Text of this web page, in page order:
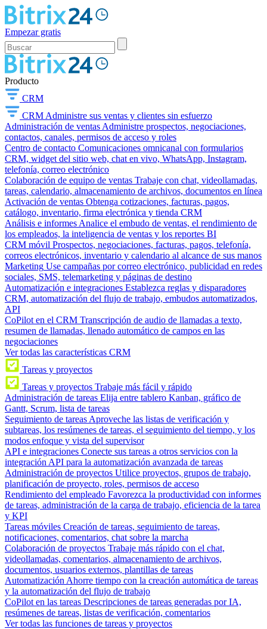
Empezar gratis
Producto
CRM
CRM Administre sus ventas y clientes sin esfuerzo
Administración de ventas Administre prospectos, negociaciones,
contactos, canales, permisos de acceso y roles
Centro de contacto Comunicaciones omnicanal con formularios
CRM, widget del sitio web, chat en vivo, WhatsApp, Instagram,
telefonía, correo electrónico
Colaboración de equipo de ventas Trabaje con chat, videollamadas,
tareas, calendario, almacenamiento de archivos, documentos en línea
Activación de ventas Obtenga cotizaciones, facturas, pagos,
catálogo, inventario, firma electrónica y tienda CRM
Análisis e informes Analice el embudo de ventas, el rendimiento de
los empleados, la inteligencia de ventas y los reportes BI
CRM móvil Prospectos, negociaciones, facturas, pagos, telefonía,
correos electrónicos, inventario y calendario al alcance de sus manos
Marketing Use campañas por correo electrónico, publicidad en redes
sociales, SMS, telemarketing y páginas de destino
Automatización e integraciones Establezca reglas y disparadores
CRM, automatización del flujo de trabajo, embudos automatizados,
API
CoPilot en el CRM Transcripción de audio de llamadas a texto,
resumen de llamadas, llenado automático de campos en las
negociaciones
Ver todas las características CRM
Tareas y proyectos
Tareas y proyectos Trabaje más fácil y rápido
Administración de tareas Elija entre tablero Kanban, gráfico de
Gantt, Scrum, lista de tareas
Seguimiento de tareas Aproveche las listas de verificación y
subtareas, los resúmenes de tareas, el seguimiento del tiempo, y los
modos enfoque y vista del supervisor
API e integraciones Conecte sus tareas a otros servicios con la
integración API para la automatización avanzada de tareas
Administración de proyectos Utilice proyectos, grupos de trabajo,
planificación de proyecto, roles, permisos de acceso
Rendimiento del empleado Favorezca la productividad con informes
de tareas, administración de la carga de trabajo, eficiencia de la tarea
y KPI
Tareas móviles Creación de tareas, seguimiento de tareas,
notificaciones, comentarios, chat sobre la marcha
Colaboración de proyectos Trabaje más rápido con el chat,
videollamadas, comentarios, almacenamiento de archivos,
documentos, usuarios externos, plantillas de tareas
Automatización Ahorre tiempo con la creación automática de tareas
y la automatización del flujo de trabajo
CoPilot en las tareas Descripciones de tareas generadas por IA,
resúmenes de tareas, listas de verificación, comentarios
Ver todas las funciones de tareas y proyectos